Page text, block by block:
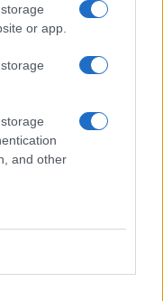
or app.
and other
Approvato il